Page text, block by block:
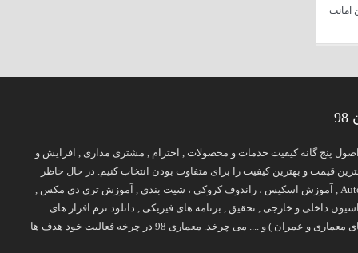
امانت
اصول پنج گانه کیفیت خدمات و محصولات , احترام , مشتری مداری , افزایش و
قیمت و بهترین کیفیت را برای متفاوت بودن انتخاب کنیم. در حال حاظر
طیف فعالیت معمار 98 روی برخی موضوعات تخصصی چون آموزش معماری ( آموزش Revit , آموزش اتوکد Auto CAD , آموزش اسکیس ، راندوف کروکی ، شیت بندی , آموزش تری دی مکس ,
2 , طرح 3 , طرح 4 , طرح 5 ) , نقشه های معماری , دکوراسیون داخلی و خارجی , تحقیق , برنامه های فیزیکی , دانلود نرم افزار های
معماری , جزوه و کتاب های درسی ( کتاب های معماری , کتاب های عمران , کتاب های نایاب معماری , بهترین کتاب های معماری و عمران ) و .... می چرخد. معماری 98 در چرخه فعالیت خود هدف ها